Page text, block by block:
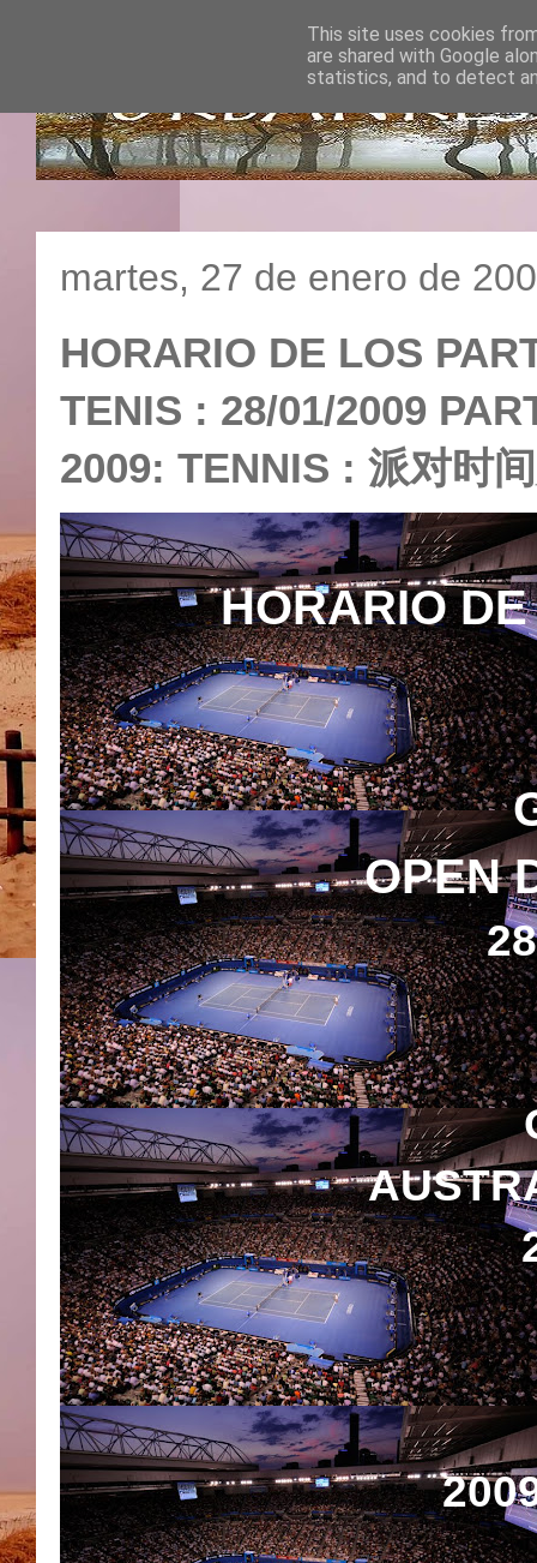
martes, 27 de enero de
HORARIO DE LOS
TENIS : 28/01/2009
2009: TENNIS : 派对时
HORARIO
OPEN
This site uses cookies
are shared with Google
statistics, and to detect